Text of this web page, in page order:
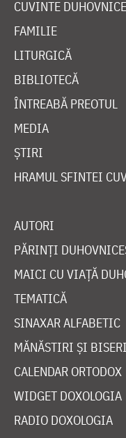
CUVINTE
FAMILIE
LITURGICĂ
BIBLIOTECĂ
ÎNTREABĂ PREOTUL
MEDIA
ȘTIRI
HRAMUL SFINTEI
AUTORI
PĂRINȚI
MAICI CU VIAȚĂ
TEMATICĂ
SINAXAR ALFABETIC
MĂNĂSTIRI ȘI
CALENDAR ORTODOX
WIDGET DOXOLOGIA
RADIO DOXOLOGIA